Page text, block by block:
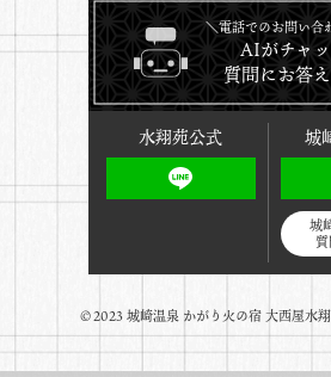
＼電話でのお問い合
AIがチャ
質問にお答
水翔苑公式 城
城
©️2023 城崎温泉 かがり火の宿 大西屋水